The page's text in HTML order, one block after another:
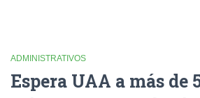
ADMINISTRATIVOS
Espera UAA a más de